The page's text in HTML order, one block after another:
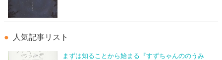
人気記事リスト
まずは知ることから始まる『すずちゃんののうみ